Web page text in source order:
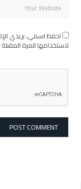
احفظ اسمي، بريدي
لاستخدامها المرة